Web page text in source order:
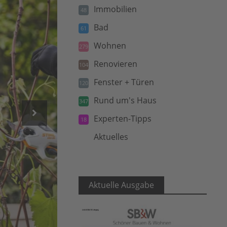
Andreas Stihl
48 Immobilien
61 Bad
279 Wohnen
104 Renovieren
120 Fenster + Türen
347 Rund um's Haus
18 Experten-Tipps
Aktuelles
Aktuelle Ausgabe